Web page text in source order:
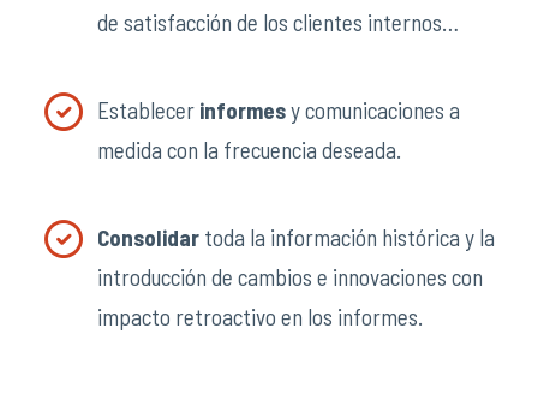
de satisfacción de los clientes internos…
Establecer informesy comunicaciones a
medida con la frecuencia deseada.
Consolidar toda la información histórica y la
introducción de cambios e innovaciones con
impacto retroactivo en los informes.